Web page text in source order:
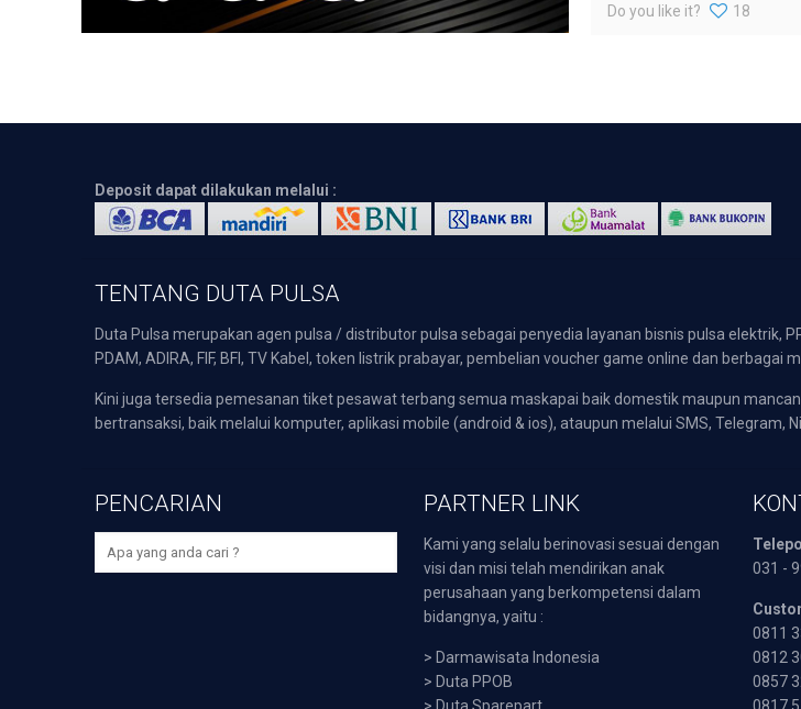
Do you like it? 18
Deposit dapat dilakukan melalui :
TENTANG DUTA PULSA
Duta Pulsa merupakan agen pulsa / distributor pulsa sebagai penyedia layanan bisnis pulsa elektrik,
PDAM, ADIRA, FIF, BFI, TV Kabel, token listrik prabayar, pembelian voucher game online dan berbagai
Kini juga tersedia pemesanan tiket pesawat terbang semua maskapai baik domestik maupun
bertransaksi, baik melalui komputer, aplikasi mobile (android & ios), ataupun melalui SMS, Telegram,
PENCARIAN PARTNER LINK
Kami yang selalu berinovasi sesuai dengan
visi dan misi telah mendirikan anak
perusahaan yang berkompetensi dalam
bidangnya, yaitu :
> Darmawisata Indonesia
> Duta PPOB
> Duta Sparepart
031 -
0811
0812
0857
0817